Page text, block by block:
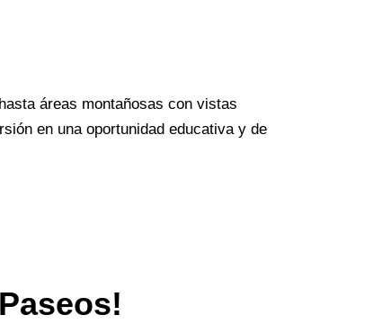
áreas montañosas con vistas
en una oportunidad educativa y de